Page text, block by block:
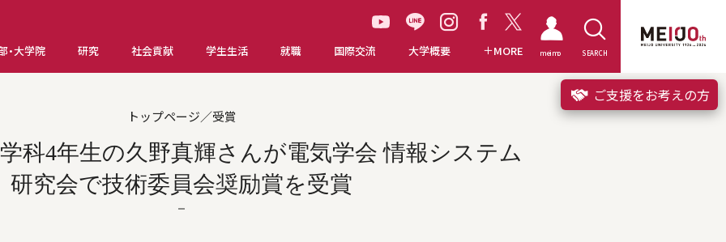
・大学院 研究 社会貢献 学生生活 就職 国際交流 大学概要 MORE meimo SEARCH
ご支援をお考えの方
トップページ／受賞
科4年生の久野真輝さんが電気学会 情報システム
研究会で技術委員会奨励賞を受賞